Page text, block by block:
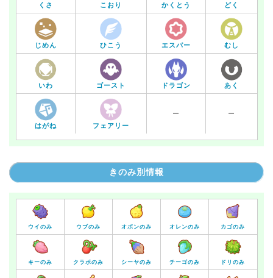
くさ こおり かくとう どく
じめん ひこう エスパー むし
いわ ゴースト ドラゴン あく
はがね フェアリー
ー ー
きのみ別情報
ウイのみ ウブのみ オボンのみ オレンのみ カゴのみ
キーのみ クラボのみ シーヤのみ チーゴのみ ドリのみ